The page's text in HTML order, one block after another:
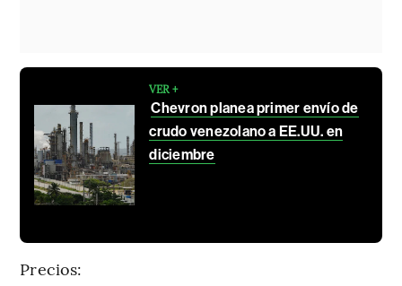
VER +
Chevron planea primer envío de
crudo venezolano a EE.UU. en
diciembre
Precios: